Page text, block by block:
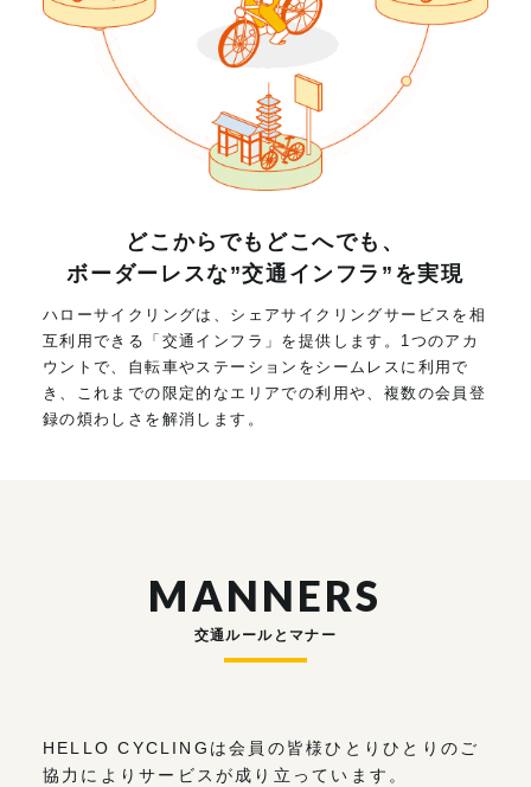
どこからでもどこへでも、
ボーダーレスな”交通インフラ”を実現
ハローサイクリングは、シェアサイクリングサービスを相
互利用できる「交通インフラ」を提供します。1つのアカ
ウントで、自転車やステーションをシームレスに利用で
き、これまでの限定的なエリアでの利用や、複数の会員登
録の煩わしさを解消します。
MANNERS
交通ルールとマナー
HELLO CYCLINGは会員の皆様ひとりひとりのご
協力によりサービスが成り立っています。